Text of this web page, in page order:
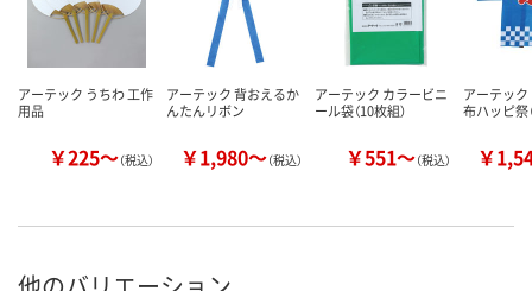
アーテック うちわ 工作
用品
￥225～（税込）
アーテック 背おえるか
んたんリボン
￥1,980～（税込）
アーテック カラービニ
ール袋（10枚組）
￥551～（税込）
アーテッ
布ハッピ祭
￥